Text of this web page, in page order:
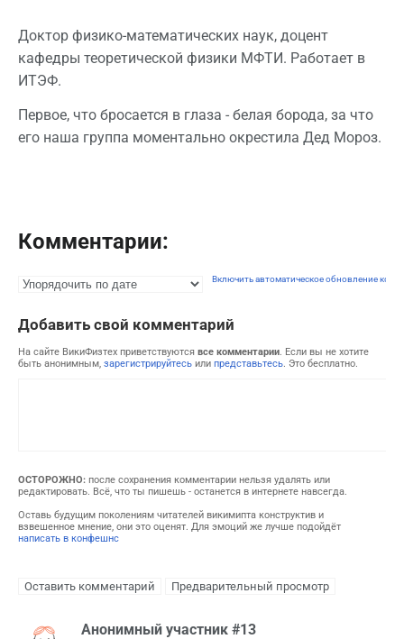
Доктор физико-математических наук, доцент
кафедры теоретической физики МФТИ. Работает в
ИТЭФ.
Первое, что бросается в глаза - белая борода, за что
его наша группа моментально окрестила Дед Мороз.
Комментарии:
Включить автоматическое обновление
Добавить свой комментарий
На сайте ВикиФизтех приветствуются все комментарии. Если вы не хотите
быть анонимным, зарегистрируйтесь или представьтесь. Это бесплатно.
ОСТОРОЖНО: после сохранения комментарии нельзя удалять или
редактировать. Всё, что ты пишешь - останется в интернете навсегда.
Оставь будущим поколениям читателей викимипта конструктив и
взвешенное мнение, они это оценят. Для эмоций же лучше подойдёт
написать в конфешнс
Анонимный участник #13